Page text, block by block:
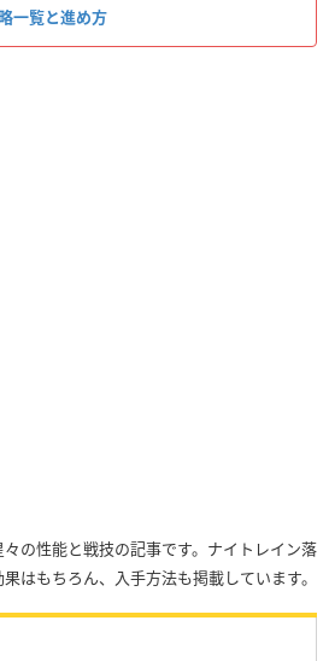
一覧と進め方
の性能と戦技の記事です。ナイトレイン落
はもちろん、入手方法も掲載しています。